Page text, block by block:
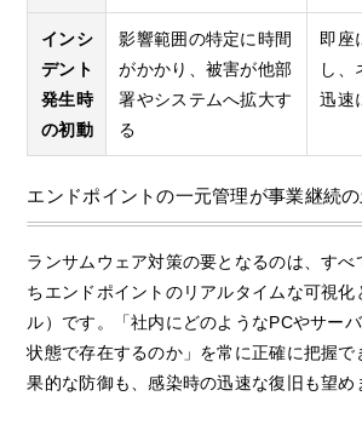
インシ
デント
発生時
の初動
影響範囲の特定に時間
がかかり、被害が他部
署やシステムへ拡大す
る
即座
し、
迅速
エンドポイントの一元管理が事業継続
ランサムウェア対策の要となるのは、すべ
ちエンドポイントのリアルタイムな可視化
ル）です。「社内にどのようなPCやサー
状態で存在するのか」を常に正確に把握で
果的な防御も、感染時の迅速な復旧も望め